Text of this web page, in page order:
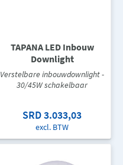
TAPANA LED Inbouw
Downlight
Verstelbare inbouwdownlight -
30/45W schakelbaar
SRD 3.033,03
excl. BTW